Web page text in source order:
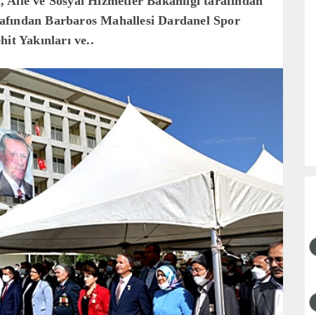
Barbaros Mahallesi Dardanel Spor
Yakınları ve..